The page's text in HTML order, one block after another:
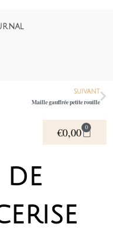
SUIVANT
Maille gauffrée petite rouille
€0,00 0